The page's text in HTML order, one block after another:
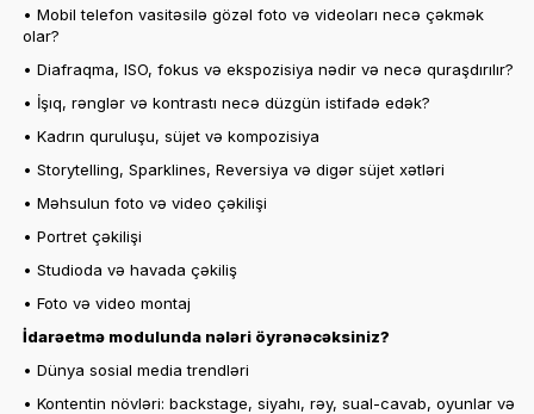
• Mobil telefon vasitəsilə gözəl foto və videoları necə çəkmək
olar?
• Diafraqma, ISO, fokus və ekspozisiya nədir və necə quraşdırılır?
• İşıq, rənglər və kontrastı necə düzgün istifadə edək?
• Kadrın quruluşu, süjet və kompozisiya
• Storytelling, Sparklines, Reversiya və digər süjet xətləri
• Məhsulun foto və video çəkilişi
• Portret çəkilişi
• Studioda və havada çəkiliş
• Foto və video montaj
İdarəetmə modulunda nələri öyrənəcəksiniz?
• Dünya sosial media trendləri
• Kontentin növləri: backstage, siyahı, rəy, sual-cavab, oyunlar və